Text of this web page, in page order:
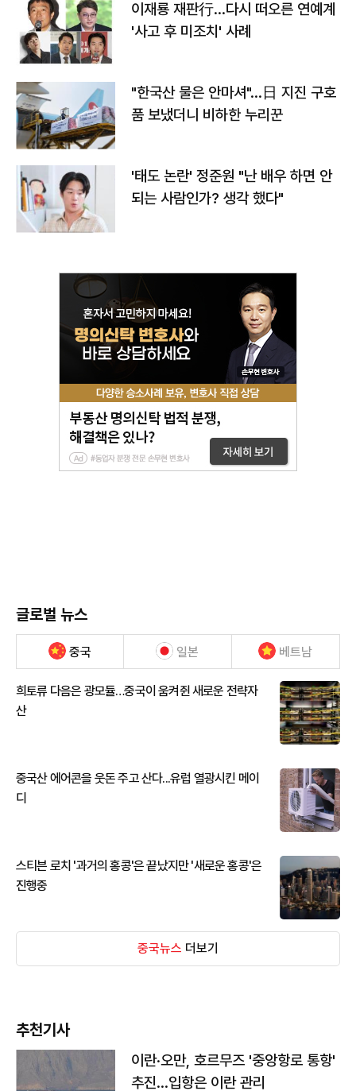
이재룡 재판行…다시 떠오른 연예계
'사고 후 미조치' 사례
"한국산 물은 안마셔"…日 지진 구호
품 보냈더니 비하한 누리꾼
'태도 논란' 정준원 "난 배우 하면 안
되는 사람인가? 생각 했다"
글로벌 뉴스
중국 일본 베트남
희토류 다음은 광모듈…중국이 움켜쥔 새로운 전략자
산
중국산 에어콘을 웃돈 주고 산다...유럽 열광시킨 메이
디
스티븐 로치 '과거의 홍콩'은 끝났지만 '새로운 홍콩'은
진행중
중국뉴스 더보기
추천기사
이란·오만, 호르무즈 '중앙항로 통항'
추진…입항은 이란 관리